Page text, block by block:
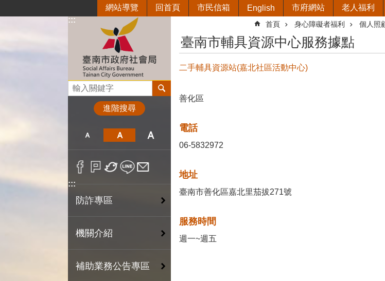
:::
網站導覽 回首頁 市民信箱 English 市府網站 老人福利
搜尋
進階搜尋
:::
防詐專區
機關介紹
補助業務公告專區
首頁 身心障礙者福利 個人照
臺南市輔具資源中心服務據點
二手輔具資源站(嘉北社區活動中心)
善化區
電話
06-5832972
地址
臺南市善化區嘉北里茄拔271號
服務時間
週一~週五